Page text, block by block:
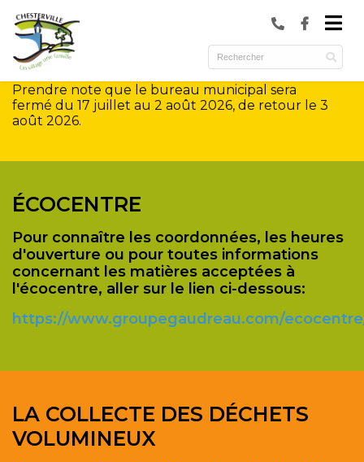
(Municipalité )
(Services )
(Culture et loisirs )
Prendre note que le bureau municipal sera
fermé du 17 juillet au 2 août 2026, de retour le 3
août 2026.
ÉCOCENTRE
Pour connaître les coordonnées, les heures
d'ouverture ou pour toutes informations
concernant les matières acceptées à
l'écocentre, aller sur le lien ci-dessous:
https://www.groupegaudreau.com/
LA COLLECTE DES DÉCHETS
VOLUMINEUX